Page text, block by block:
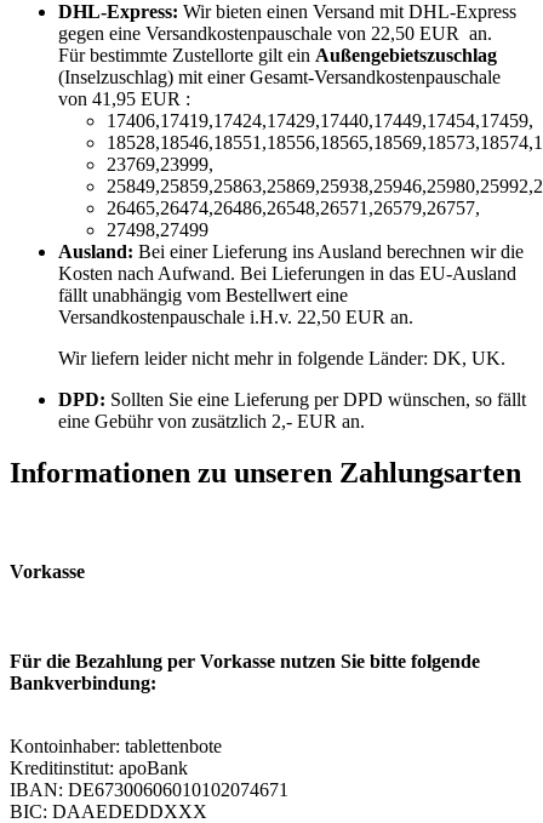
DHL-Express: Wir bieten einen Versand mit DHL-Express
gegen eine Versandkostenpauschale von 22,50 EUR an.
Für bestimmte Zustellorte gilt ein Außengebietszuschlag
(Inselzuschlag) mit einer Gesamt-Versandkostenpauschale
von 41,95 EUR :
17406,17419,17424,17429,17440,17449,17454,17459,
23769,23999,
26465,26474,26486,26548,26571,26579,26757,
27498,27499
Ausland: Bei einer Lieferung ins Ausland berechnen wir die
Kosten nach Aufwand. Bei Lieferungen in das EU-Ausland
fällt unabhängig vom Bestellwert eine
Versandkostenpauschale i.H.v. 22,50 EUR an.
Wir liefern leider nicht mehr in folgende Länder: DK, UK.
DPD: Sollten Sie eine Lieferung per DPD wünschen, so fällt
eine Gebühr von zusätzlich 2,- EUR an.
Informationen zu unseren Zahlungsarten
Vorkasse
Für die Bezahlung per Vorkasse nutzen Sie bitte folgende
Bankverbindung:
Kontoinhaber: tablettenbote
Kreditinstitut: apoBank
IBAN: DE67300606010102074671
BIC: DAAEDEDDXXX